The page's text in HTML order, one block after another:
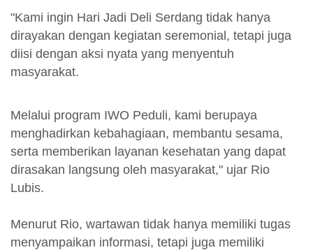
"Kami ingin Hari Jadi Deli Serdang tidak hanya
dirayakan dengan kegiatan seremonial, tetapi juga
diisi dengan aksi nyata yang menyentuh
masyarakat.
Melalui program IWO Peduli, kami berupaya
menghadirkan kebahagiaan, membantu sesama,
serta memberikan layanan kesehatan yang dapat
dirasakan langsung oleh masyarakat," ujar Rio
Lubis.
Menurut Rio, wartawan tidak hanya memiliki tugas
menyampaikan informasi, tetapi juga memiliki